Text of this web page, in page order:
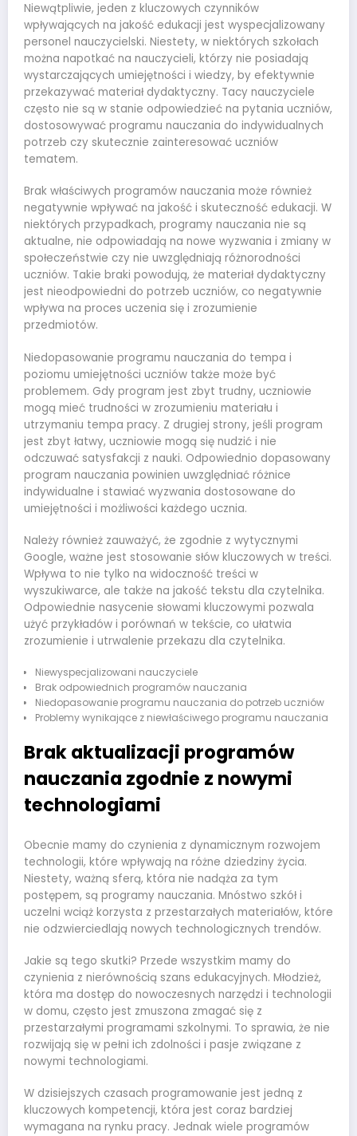
Niewątpliwie, jeden z kluczowych czynników
wpływających na jakość edukacji jest wyspecjalizowany
personel nauczycielski. Niestety, w niektórych szkołach
można napotkać na nauczycieli, którzy nie posiadają
wystarczających umiejętności i wiedzy, by efektywnie
przekazywać materiał dydaktyczny. Tacy nauczyciele
często nie są w stanie odpowiedzieć na pytania uczniów,
dostosowywać programu nauczania do indywidualnych
potrzeb czy skutecznie zainteresować uczniów
tematem.
Brak właściwych programów nauczania może również
negatywnie wpływać na jakość i skuteczność edukacji. W
niektórych przypadkach, programy nauczania nie są
aktualne, nie odpowiadają na nowe wyzwania i zmiany w
społeczeństwie czy nie uwzględniają różnorodności
uczniów. Takie braki powodują, że materiał dydaktyczny
jest nieodpowiedni do potrzeb uczniów, co negatywnie
wpływa na proces uczenia się i zrozumienie
przedmiotów.
Niedopasowanie programu nauczania do tempa i
poziomu umiejętności uczniów także może być
problemem. Gdy program jest zbyt trudny, uczniowie
mogą mieć trudności w zrozumieniu materiału i
utrzymaniu tempa pracy. Z drugiej strony, jeśli program
jest zbyt łatwy, uczniowie mogą się nudzić i nie
odczuwać satysfakcji z nauki. Odpowiednio dopasowany
program nauczania powinien uwzględniać różnice
indywidualne i stawiać wyzwania dostosowane do
umiejętności i możliwości każdego ucznia.
Należy również zauważyć, że zgodnie z wytycznymi
Google, ważne jest stosowanie słów kluczowych w treści.
Wpływa to nie tylko na widoczność treści w
wyszukiwarce, ale także na jakość tekstu dla czytelnika.
Odpowiednie nasycenie słowami kluczowymi pozwala
użyć przykładów i porównań w tekście, co ułatwia
zrozumienie i utrwalenie przekazu dla czytelnika.
Niewyspecjalizowani nauczyciele
Brak odpowiednich programów nauczania
Niedopasowanie programu nauczania do potrzeb uczniów
Problemy wynikające z niewłaściwego programu nauczania
Brak aktualizacji programów
nauczania zgodnie z nowymi
technologiami
Obecnie mamy do czynienia z dynamicznym rozwojem
technologii, które wpływają na różne dziedziny życia.
Niestety, ważną sferą, która nie nadąża za tym
postępem, są programy nauczania. Mnóstwo szkół i
uczelni wciąż korzysta z przestarzałych materiałów, które
nie odzwierciedlają nowych technologicznych trendów.
Jakie są tego skutki? Przede wszystkim mamy do
czynienia z nierównością szans edukacyjnych. Młodzież,
która ma dostęp do nowoczesnych narzędzi i technologii
w domu, często jest zmuszona zmagać się z
przestarzałymi programami szkolnymi. To sprawia, że nie
rozwijają się w pełni ich zdolności i pasje związane z
nowymi technologiami.
W dzisiejszych czasach programowanie jest jedną z
kluczowych kompetencji, która jest coraz bardziej
wymagana na rynku pracy. Jednak wiele programów